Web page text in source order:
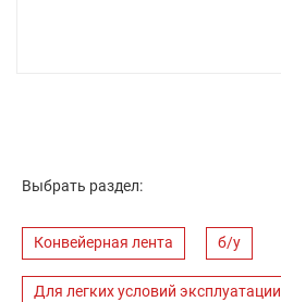
Выбрать раздел:
Конвейерная лента б/у
Для легких условий эксплуатации